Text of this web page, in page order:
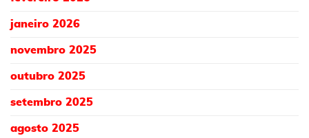
janeiro 2026
novembro 2025
outubro 2025
setembro 2025
agosto 2025